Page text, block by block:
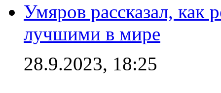
Умяров рассказал, как
лучшими в мире
28.9.2023, 18:25